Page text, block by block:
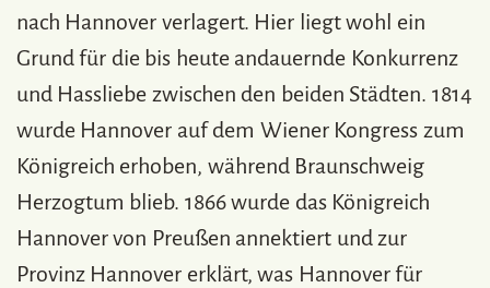
nach Hannover verlagert. Hier liegt wohl ein
Grund für die bis heute andauernde Konkurrenz
und Hassliebe zwischen den beiden Städten. 1814
wurde Hannover auf dem Wiener Kongress zum
Königreich erhoben, während Braunschweig
Herzogtum blieb. 1866 wurde das Königreich
Hannover von Preußen annektiert und zur
Provinz Hannover erklärt, was Hannover für